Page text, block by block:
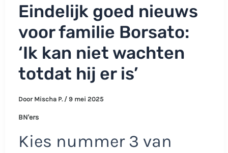
Eindelijk goed nieuws
voor familie Borsato:
‘Ik kan niet wachten
totdat hij er is’
Door Mischa P. / 9 mei 2025
BN'ers
Kies nummer 3 van